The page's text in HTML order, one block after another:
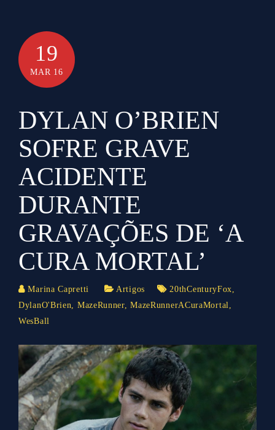
19
MAR 16
DYLAN O’BRIEN
SOFRE GRAVE
ACIDENTE
DURANTE
GRAVAÇÕES DE ‘A
CURA MORTAL’
Marina Capretti Artigos 20thCenturyFox
DylanO'Brien
MazeRunner,MazeRunnerACuraMortal
WesBall